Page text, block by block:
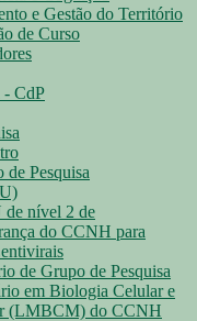
e Gestão do Território
de Curso
- CdP
Pesquisa
nível 2 de
do CCNH para
de Grupo de Pesquisa
em Biologia Celular e
(LMBCM) do CCNH